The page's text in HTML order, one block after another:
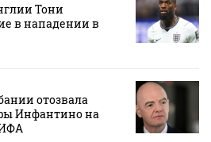
Тони
в нападении в
отозвала
Инфантино на